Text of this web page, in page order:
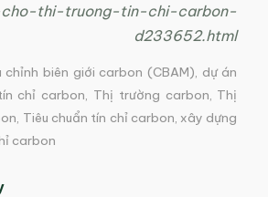
cho-thi-truong-tin-chi-carbon-
d233652.html
chỉnh biên giới carbon (CBAM), dự án
chỉ carbon, Thị trường carbon, Thị
, Tiêu chuẩn tín chỉ carbon, xây dựng
carbon